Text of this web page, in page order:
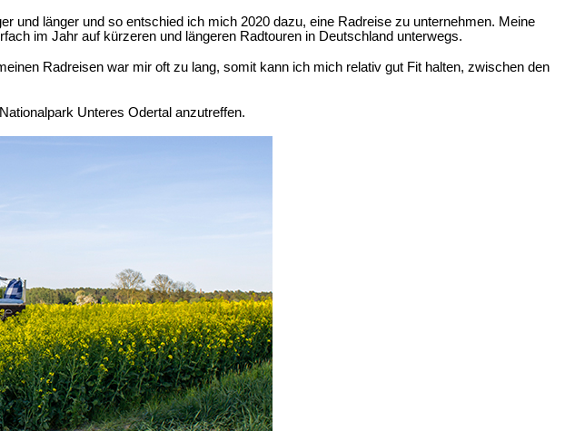
und länger und so entschied ich mich 2020 dazu, eine Radreise zu unternehmen. Meine
im Jahr auf kürzeren und längeren Radtouren in Deutschland unterwegs.
Radreisen war mir oft zu lang, somit kann ich mich relativ gut Fit halten, zwischen den
Unteres Odertal anzutreffen.